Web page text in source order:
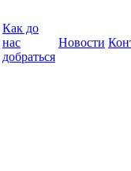
Как до
нас
добраться
Новости